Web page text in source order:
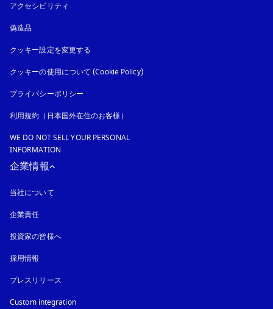
アクセシビリティ
偽造品
クッキー設定を変更する
クッキーの使用について (Cookie Policy)新しいタブに表示されます
プライバシーポリシー
利用規約（日本国外在住のお客様）
WE DO NOT SELL YOUR PERSONAL
INFORMATION
企業情報
当社について
企業責任
投資家の皆様へ
採用情報
プレスリリース
Custom integration